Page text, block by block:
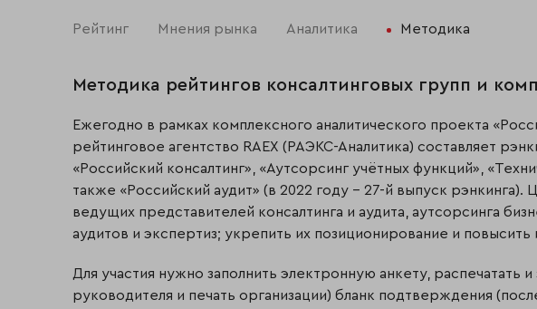
Рейтинг Мнения рынка Аналитика Методика
Методика рейтингов консалтинговых групп и
Ежегодно в рамках комплексного аналитического проекта
рейтинговое агентство RAEX (РАЭКС-Аналитика) составляет
«Российский консалтинг», «Аутсорсинг учётных функций»,
также «Российский аудит» (в 2022 году – 27-й выпуск рэнкинга).
ведущих представителей консалтинга и аудита, аутсорсинга
аудитов и экспертиз; укрепить их позиционирование и повысить
Для участия нужно заполнить электронную анкету, распечатать
руководителя и печать организации) бланк подтверждения